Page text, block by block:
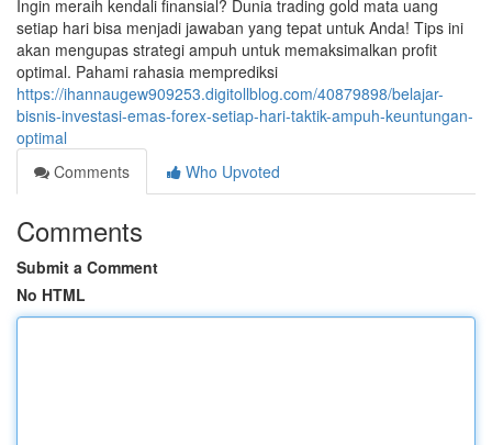
Ingin meraih kendali finansial? Dunia trading gold mata uang
setiap hari bisa menjadi jawaban yang tepat untuk Anda! Tips ini
akan mengupas strategi ampuh untuk memaksimalkan profit
optimal. Pahami rahasia memprediksi
https://ihannaugew909253.digitollblog.com/40879898/belajar-
bisnis-investasi-emas-forex-setiap-hari-taktik-ampuh-keuntungan-
optimal
Comments
Who Upvoted
Comments
Submit a Comment
No HTML